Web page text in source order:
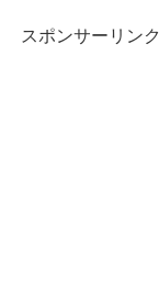
スポンサーリンク